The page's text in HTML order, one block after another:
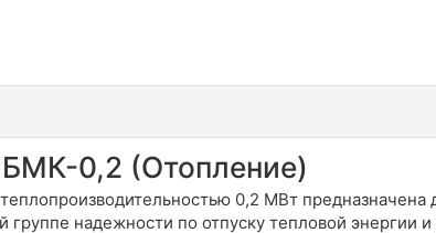
0,2 (Отопление)
0,2 МВт
надежности по отпуску тепловой энергии